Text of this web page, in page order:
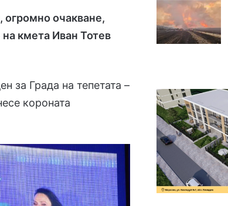
огромно очакване,
кмета Иван Тотев
за Града на тепетата –
короната